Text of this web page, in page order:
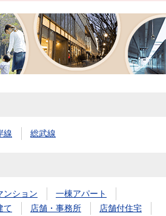
ンシミュ
購入ガイ
ド
周辺相場
検索
住まい1プ
ラス（お
売却ガイ
ド
線 総武線
ンション
一棟アパート
て 店舗・事務所
店舗付住宅